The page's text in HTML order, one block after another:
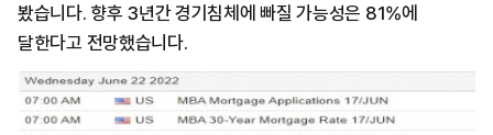
봤습니다. 향후 3년간 경기침체에 빠질 가능성은 81%에
달한다고 전망했습니다.